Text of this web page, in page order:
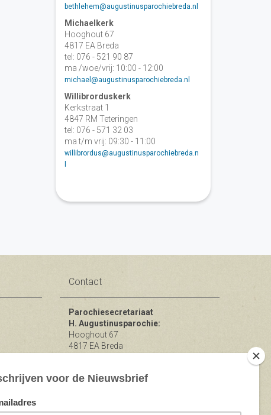
bethlehem@augustinusparochiebreda.nl
Michaelkerk
Hooghout 67
4817 EA Breda
tel: 076 - 521 90 87
ma /woe/vrij: 10:00 - 12:00
michael@augustinusparochiebreda.nl
Willibrorduskerk
Kerkstraat 1
4847 RM Teteringen
tel: 076 - 571 32 03
ma t/m vrij: 09:30 - 11:00
willibrordus@augustinusparochiebreda.n
Contact
Parochiesecretariaat
H. Augustinusparochie:
Hooghout 67
4817 EA Breda
Bereikbaar op ma-woe-vrijdag van